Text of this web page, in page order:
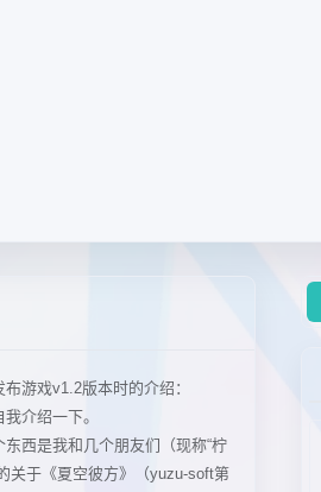
游戏v1.2版本时的介绍：
介绍一下。
西是我和几个朋友们（现称“柠
关于《夏空彼方》（yuzu-soft第